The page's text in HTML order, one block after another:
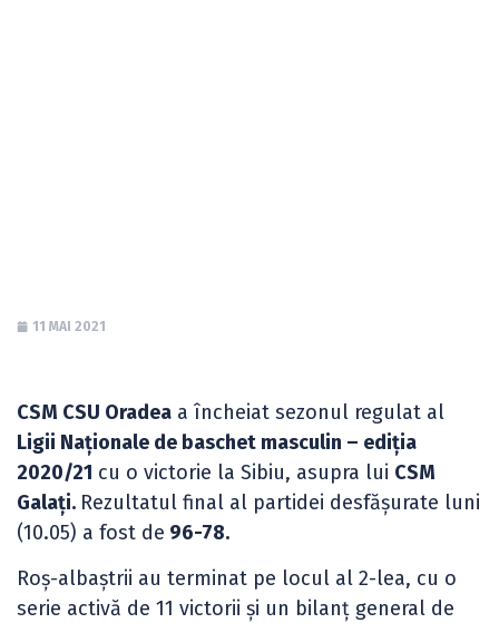
11 MAI 2021
CSM CSU Oradea a încheiat sezonul regulat al
Ligii Naționale de baschet masculin – ediția
2020/21 cu o victorie la Sibiu, asupra lui CSM
Galați. Rezultatul final al partidei desfășurate luni
(10.05) a fost de 96-78.
Roș-albaștrii au terminat pe locul al 2-lea, cu o
serie activă de 11 victorii și un bilanț general de